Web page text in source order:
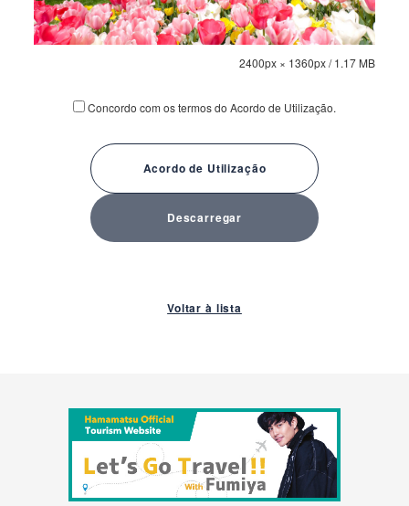
2400px × 1360px/ 1.17 MB
Concordo com os termos do Acordo de Utilização.
Acordo de Utilização
Descarregar
Voltar à lista